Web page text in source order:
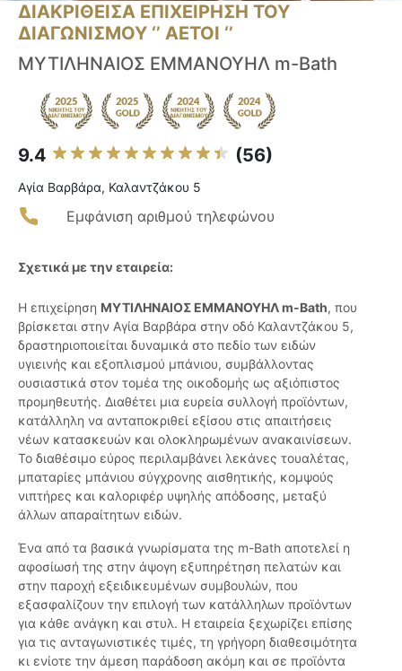
ΔΙΑΚΡΙΘΕΙΣΑ ΕΠΙΧΕΙΡΗΣΗ ΤΟΥ
ΔΙΑΓΩΝΙΣΜΟΥ ‘’ ΑΕΤΟΙ ‘’
ΜΥΤΙΛΗΝΑΙΟΣ ΕΜΜΑΝΟΥΗΛ m-Bath
9.4 (56)
Αγία Βαρβάρα, Καλαντζάκου 5
Εμφάνιση αριθμού τηλεφώνου
Σχετικά με την εταιρεία:
Η επιχείρηση ΜΥΤΙΛΗΝΑΙΟΣ ΕΜΜΑΝΟΥΗΛ m-Bath, που
βρίσκεται στην Αγία Βαρβάρα στην οδό Καλαντζάκου 5,
δραστηριοποιείται δυναμικά στο πεδίο των ειδών
υγιεινής και εξοπλισμού μπάνιου, συμβάλλοντας
ουσιαστικά στον τομέα της οικοδομής ως αξιόπιστος
προμηθευτής. Διαθέτει μια ευρεία συλλογή προϊόντων,
κατάλληλη να ανταποκριθεί εξίσου στις απαιτήσεις
νέων κατασκευών και ολοκληρωμένων ανακαινίσεων.
Το διαθέσιμο εύρος περιλαμβάνει λεκάνες τουαλέτας,
μπαταρίες μπάνιου σύγχρονης αισθητικής, κομψούς
νιπτήρες και καλοριφέρ υψηλής απόδοσης, μεταξύ
άλλων απαραίτητων ειδών.
Ένα από τα βασικά γνωρίσματα της m-Bath αποτελεί η
αφοσίωσή της στην άψογη εξυπηρέτηση πελατών και
στην παροχή εξειδικευμένων συμβουλών, που
εξασφαλίζουν την επιλογή των κατάλληλων προϊόντων
για κάθε ανάγκη και στυλ. Η εταιρεία ξεχωρίζει επίσης
για τις ανταγωνιστικές τιμές, τη γρήγορη διαθεσιμότητα
κι ενίοτε την άμεση παράδοση ακόμη και σε προϊόντα